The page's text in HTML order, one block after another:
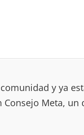
y ya
Meta, un